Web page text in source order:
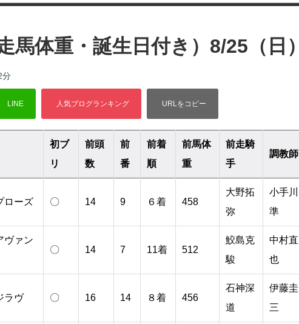
体重・誕生日付き）8/25（日）
分
初ブ
リ
前頭
数
前
番
前着
順
前馬体
重
前走騎
手
調教師
ローズ 〇 14 9 ６着 458
大野拓
弥
小手川
準
ヴァン
〇 14 7 11着 512
鮫島克
駿
中村直
也
ラヴ 〇 16 14 ８着 456
石神深
道
伊藤圭
三